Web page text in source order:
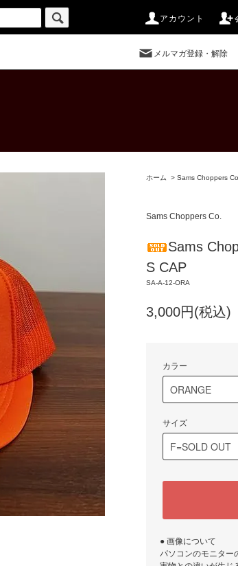
アカウント
メルマガ登録・解除
ホーム > Sams Choppers Co.
Sams Choppers Co.
Sams
S CAP
SA-A-12-ORA
3,000円(税込)
カラー
サイズ
● 画像について
パソコンのモニター